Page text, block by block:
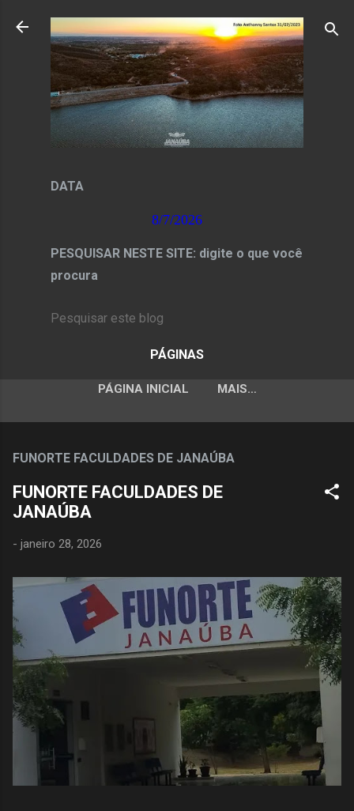
Pular para o conteúdo principal
DATA
8/7/2026
PESQUISAR NESTE SITE: digite o que você
procura
PÁGINAS
PÁGINA INICIAL MAIS…
FUNORTE FACULDADES DE JANAÚBA
FUNORTE FACULDADES DE
JANAÚBA
- janeiro 28, 2026